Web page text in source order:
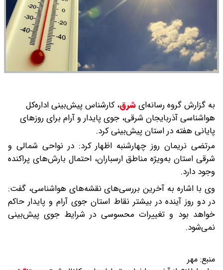
به گزارش گروه رسانه‌ایشرق،کارشناس پیش‌بینی اداره‌کل
هواشناسی آذربایجان‌ شرقی، جوی پایدار و آرام برای روزهای
پایانی هفته در استان پیش‌بینی کرد.
مرتضی نریمان روز چهارشنبه اظهار کرد: در نواحی شمالی و
شرقی استان به‌ویژه مناطق ارسباران، احتمال بارش‌های پراکنده
وجود دارد.
وی با اشاره به آخرین بررسی‌های نقشه‌های هواشناسی، گفت:
در دو روز آینده در بیشتر نقاط استان جوی آرام و پایدار حاکم
خواهد بود و تغییرات محسوسی در شرایط جوی پیش‌بینی
نمی‌شود.
منبع: مهر